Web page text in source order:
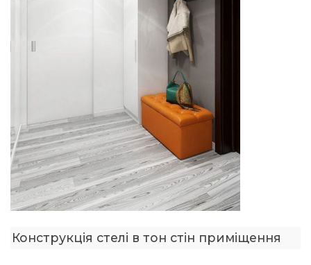
Конструкція стелі в тон стін приміщення